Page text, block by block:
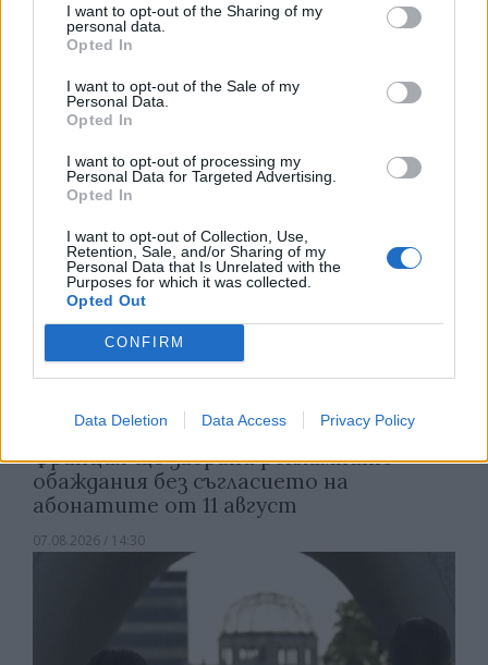
I want to opt-out of the Sharing of my
personal data.
Opted In
I want to opt-out of the Sale of my
Personal Data.
Opted In
I want to opt-out of processing my
Personal Data for Targeted Advertising.
Opted In
I want to opt-out of Collection, Use,
Retention, Sale, and/or Sharing of my
Personal Data that Is Unrelated with the
Purposes for which it was collected.
Opted Out
CONFIRM
Data Deletion Data Access Privacy Policy
Астронавти на NASA излязоха в
открития космос
07.08.2026 / 15:00
Франция ще забрани рекламните
обаждания без съгласието на
абонатите от 11 август
07.08.2026 / 14:30